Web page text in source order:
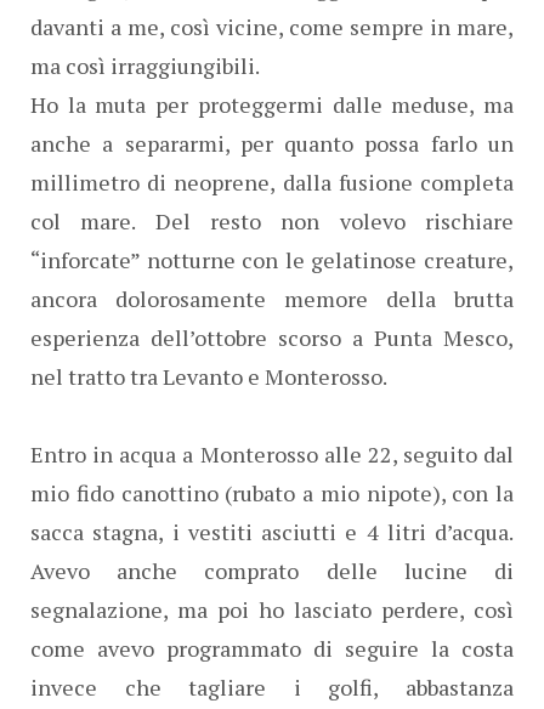
davanti a me, così vicine, come sempre in mare,
ma così irraggiungibili.
Ho la muta per proteggermi dalle meduse, ma
anche a separarmi, per quanto possa farlo un
millimetro di neoprene, dalla fusione completa
col mare. Del resto non volevo rischiare
“inforcate” notturne con le gelatinose creature,
ancora dolorosamente memore della brutta
esperienza dell’ottobre scorso a Punta Mesco,
nel tratto tra Levanto e Monterosso.
Entro in acqua a Monterosso alle 22, seguito dal
mio fido canottino (rubato a mio nipote), con la
sacca stagna, i vestiti asciutti e 4 litri d’acqua.
Avevo anche comprato delle lucine di
segnalazione, ma poi ho lasciato perdere, così
come avevo programmato di seguire la costa
invece che tagliare i golfi, abbastanza